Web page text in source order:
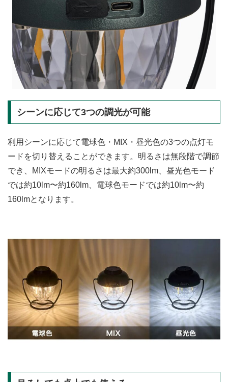
シーンに応じて3つの調光が可能
利用シーンに応じて電球色・MIX・昼光色の3つの点灯モ
ードを切り替えることができます。明るさは無段階で調節
でき、MIXモードの明るさは最大約300lm、昼光色モード
では約10lm〜約160lm、電球色モードでは約10lm〜約
160lmとなります。